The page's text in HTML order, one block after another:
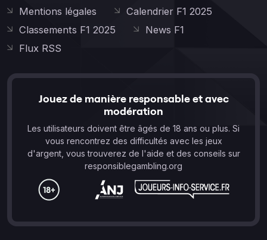
Mentions légales
Calendrier F1 2025
Classements F1 2025
News F1
Flux RSS
Jouez de manière responsable et avec
modération
Les utilisateurs doivent être âgés de 18 ans ou plus. Si
vous rencontrez des difficultés avec les jeux
d'argent, vous trouverez de l'aide et des conseils sur
responsiblegambling.org